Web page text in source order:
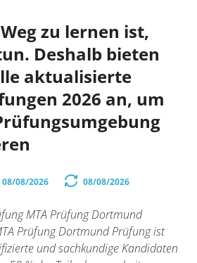
zu lernen ist,
Deshalb bieten
aktualisierte
2026 an, um
08/08/2026 08/08/2026
MTA Prüfung Dortmund
Prüfung Dortmund Prüfung ist
und sachkundige Kandidaten